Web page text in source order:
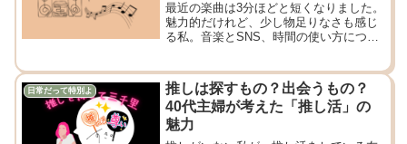
最近の楽曲は3分ほどと短くなりました。
魅力的だけれど、少し物足りなさも感じ
る私。音楽とSNS、時間の使い方につい
日常だって特別よ
推しは探すもの？出会うもの？
40代主婦が考えた「推し活」の
魅力